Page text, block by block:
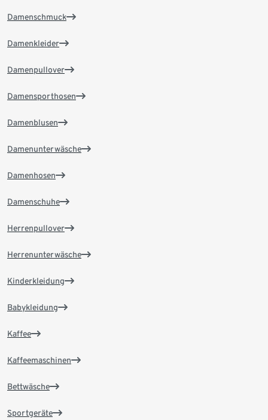
Damenschmuck
Damenkleider
Damenpullover
Damensporthosen
Damenblusen
Damenunterwäsche
Damenhosen
Damenschuhe
Herrenpullover
Herrenunterwäsche
Kinderkleidung
Babykleidung
Kaffee
Kaffeemaschinen
Bettwäsche
Sportgeräte